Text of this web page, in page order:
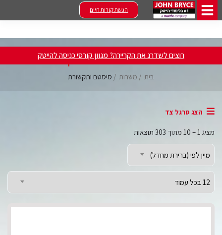
הגשת קורות חיים
רוצים לשדרג את הקריירה? מגוון קורסי כניסה להייטק
דרושים סיסטם ותקשורת
בית משרות סיסטם ותקשורת
הצג סרגל צד
מציג 1
–
10 מתוך 303 תוצאות
מיין לפי (ברירת מחדל)
12 בכל עמוד